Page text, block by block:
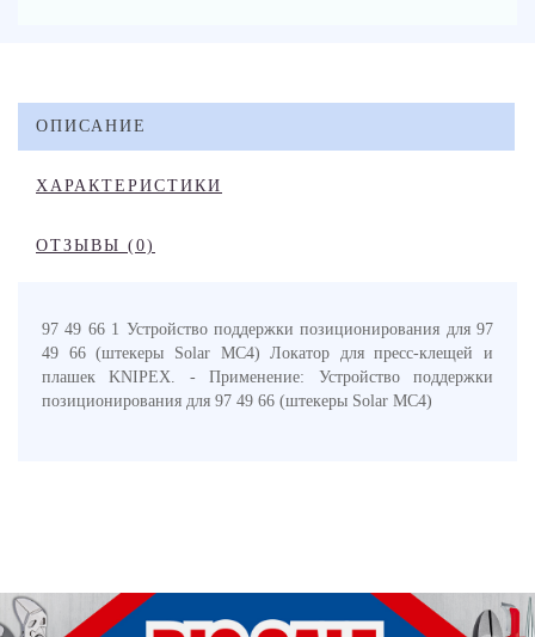
ОПИСАНИЕ
ХАРАКТЕРИСТИКИ
ОТЗЫВЫ (0)
97 49 66 1 Устройство поддержки позиционирования для 97
49 66 (штекеры Solar MC4) Локатор для пресс-клещей и
плашек KNIPEX. - Применение: Устройство поддержки
позиционирования для 97 49 66 (штекеры Solar MC4)